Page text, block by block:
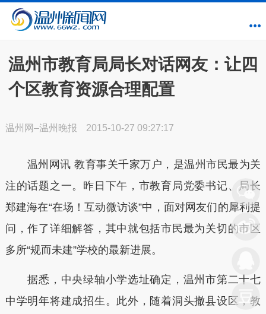
温州市教育局局长对话网友：让四
个区教育资源合理配置
温州网–温州晚报 2015-10-27 09:27:17
温州网讯 教育事关千家万户，是温州市民最为关
注的话题之一。昨日下午，市教育局党委书记、局长
郑建海在“在场！互动微访谈”中，面对网友们的犀利提
问，作了详细解答，其中就包括市民最为关切的市区
多所“规而未建”学校的最新进展。
据悉，中央绿轴小学选址确定，温州市第二十七
中学明年将建成招生。此外，随着洞头撤县设区，教